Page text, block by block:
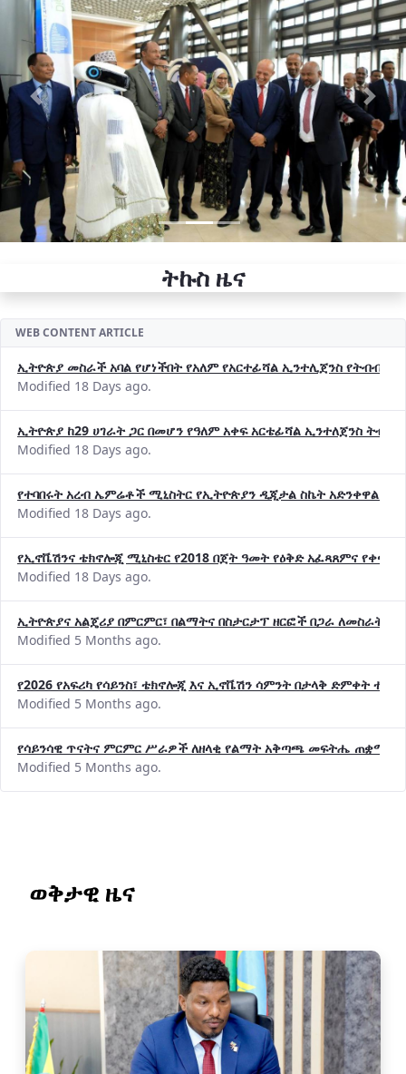
Previous Next
ትኩስ ዜና
WEB CONTENT ARTICLE
ኢትዮጵያ መስራች አባል የሆነችበት የአለም የአርተፊሻል ኢንተሊጀንስ የትብብር
Modified 18 Days ago.
ኢትዮጵያ ከ29 ሀገራት ጋር በመሆን የዓለም አቀፍ አርቴፊሻል ኢንተለጀንስ
Modified 18 Days ago.
የተባበሩት አረብ ኤምሬቶች ሚኒስትር የኢትዮጵያን ዲጂታል ስኬት አድንቀዋል
Modified 18 Days ago.
የኢኖቬሽንና ቴክኖሎጂ ሚኒስቴር የ2018 በጀት ዓመት የዕቅድ አፈጻጸምና
Modified 18 Days ago.
ኢትዮጵያና አልጄሪያ በምርምር፣ በልማትና በስታርታፕ ዘርፎች በጋራ ለመስራት
Modified 5 Months ago.
የ2026 የአፍሪካ የሳይንስ፣ ቴክኖሎጂ እና ኢኖቬሽን ሳምንት በታላቅ ድምቀት
Modified 5 Months ago.
የሳይንሳዊ ጥናትና ምርምር ሥራዎች ለዘላቂ የልማት አቅጣጫ መፍትሔ ጠቋሚ
Modified 5 Months ago.
ወቅታዊ ዜና